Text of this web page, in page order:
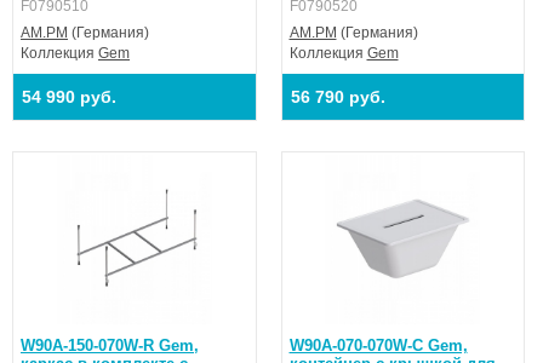
F0790510
AM.PM (Германия)
Коллекция Gem
54 990 руб.
F0790520
AM.PM (Германия)
Коллекция Gem
56 790 руб.
W90A-150-070W-R Gem,
W90A-070-070W-C Gem,